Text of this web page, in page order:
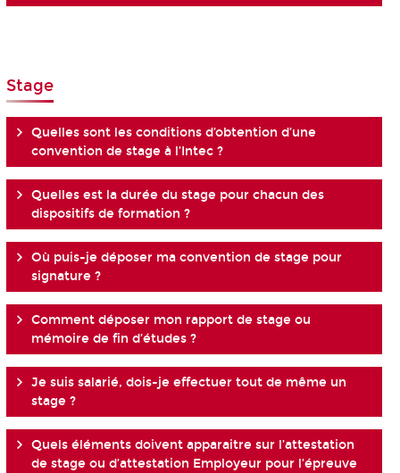
Stage
Quelles sont les conditions d’obtention d’une
convention de stage à l’Intec ?
Quelles est la durée du stage pour chacun des
dispositifs de formation ?
Où puis-je déposer ma convention de stage pour
signature ?
Comment déposer mon rapport de stage ou
mémoire de fin d’études ?
Je suis salarié, dois-je effectuer tout de même un
stage ?
Quels éléments doivent apparaitre sur l’attestation
de stage ou d’attestation Employeur pour l’épreuve